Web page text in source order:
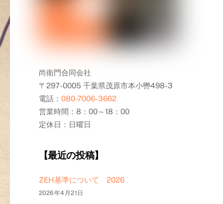
尚衛門合同会社
〒297-0005 千葉県茂原市本小轡498-3
電話： 080-7006-3662
営業時間：8：00～18：00
定休日：日曜日
【最近の投稿】
ZEH基準について 2026
2026年4月21日